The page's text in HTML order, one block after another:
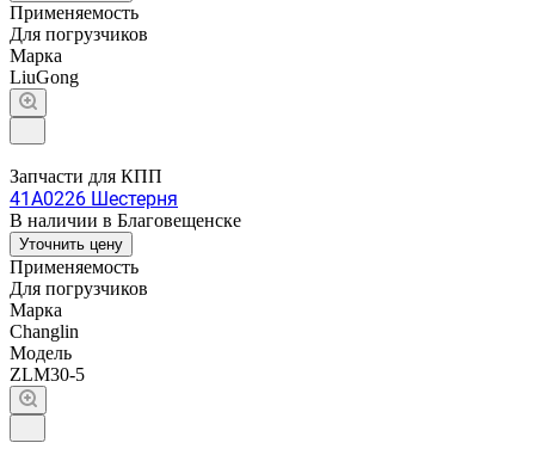
Применяемость
Для погрузчиков
Марка
LiuGong
Запчасти для КПП
41A0226 Шестерня
В наличии в Благовещенске
Уточнить цену
Применяемость
Для погрузчиков
Марка
Changlin
Модель
ZLM30-5